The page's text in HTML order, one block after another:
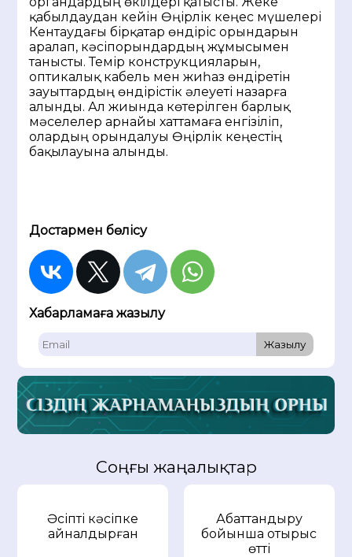
қабылдаудан кейін Өңірлік кеңес мүшелері
Кентаудағы бірқатар өндіріс орындарын
аралап, кәсіпорындардың жұмысымен
танысты. Темір конструкцияларын,
оптикалық кабель мен жиһаз өндіретін
зауыттардың өндірістік әлеуеті назарға
алынды. Ал жиында көтерілген барлық
мәселелер арнайы хаттамаға енгізіліп,
олардың орындалуы Өңірлік кеңестің
бақылауына алынды.
Достармен бөлісу
Хабарламаға жазылу
Жазылу
Соңғы жаңалықтар
Әсіпті кәсіпке
айналдырған
Абаттандыру
бойынша отырыс
өтті